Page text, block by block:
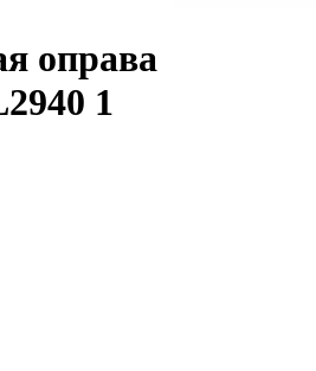
оправа
1